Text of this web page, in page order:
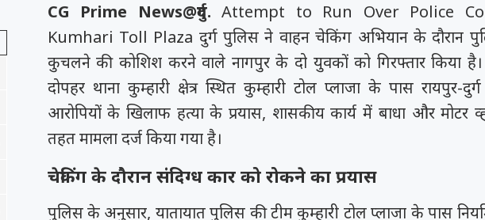
CG Prime News@दुर्ग. Attempt to Run Over Police
Kumhari Toll Plaza दुर्ग पुलिस ने वाहन चेकिंग अभियान के दौरान
कुचलने की कोशिश करने वाले नागपुर के दो युवकों को गिरफ्तार किया है।
दोपहर थाना कुम्हारी क्षेत्र स्थित कुम्हारी टोल प्लाजा के पास रायपुर-
आरोपियों के खिलाफ हत्या के प्रयास, शासकीय कार्य में बाधा और मोटर
तहत मामला दर्ज किया गया है।
चेकिंग के दौरान संदिग्ध कार को रोकने का प्रयास
पुलिस के अनुसार, यातायात पुलिस की टीम कुम्हारी टोल प्लाजा के पास